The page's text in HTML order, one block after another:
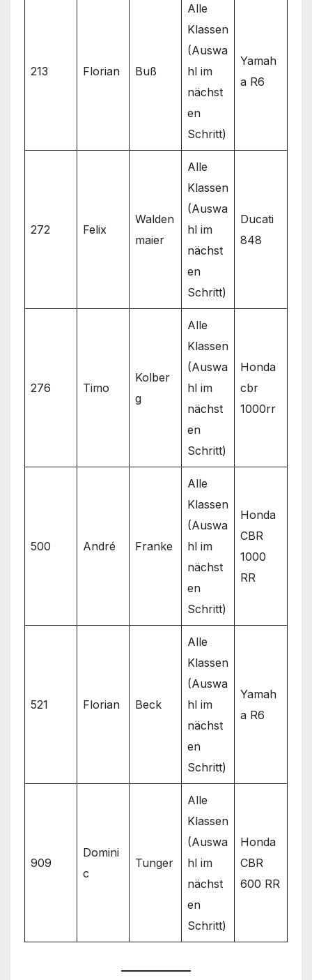
213 Florian Buß
Alle
Klassen
(Auswa
hl im
nächst
en
Schritt)
Yamah
a R6
272 Felix
Walden
maier
Alle
Klassen
(Auswa
hl im
nächst
en
Schritt)
Ducati
848
276 Timo
Kolber
g
Alle
Klassen
(Auswa
hl im
nächst
en
Schritt)
Honda
cbr
1000rr
500 André Franke
Alle
Klassen
(Auswa
hl im
nächst
en
Schritt)
Honda
CBR
1000
RR
521 Florian Beck
Alle
Klassen
(Auswa
hl im
nächst
en
Schritt)
Yamah
a R6
909
Domini
c
Tunger
Alle
Klassen
(Auswa
hl im
nächst
en
Schritt)
Honda
CBR
600 RR